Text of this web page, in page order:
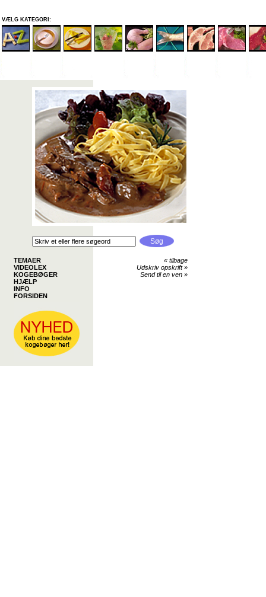
VÆLG KATEGORI:
TEMAER
VIDEOLEX
KOGEBØGER
HJÆLP
INFO
FORSIDEN
« tilbage
Udskriv opskrift»
Send til en ven »